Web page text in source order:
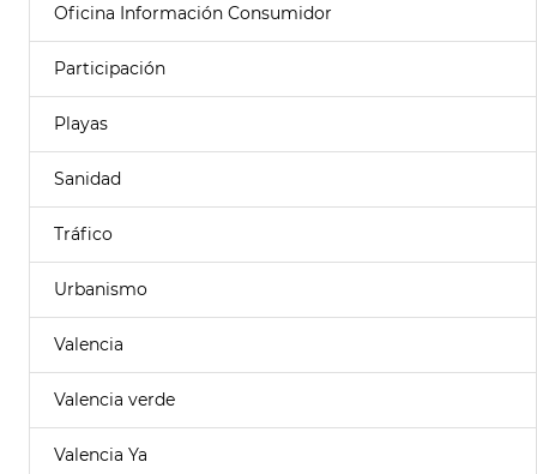
Oficina Información Consumidor
Participación
Playas
Sanidad
Tráfico
Urbanismo
Valencia
Valencia verde
Valencia Ya